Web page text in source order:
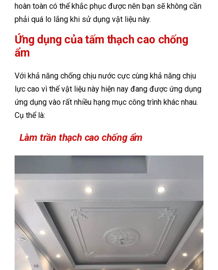
hoàn toàn có thể khắc phục được nên bạn sẽ không cần
phải quá lo lắng khi sử dụng vật liệu này.
Ứng dụng của tấm thạch cao chống
ẩm
Với khả năng chống chịu nước cực cùng khả năng chịu
lực cao vì thế vật liệu này hiện nay đang được ứng dụng
ứng dụng vào rất nhiều hạng mục công trình khác nhau.
Cụ thể là:
Làm trần thạch cao chống ẩm